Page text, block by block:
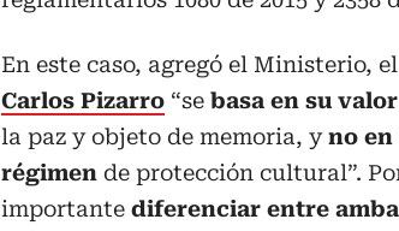
En este caso, agregó el Ministerio,
Carlos Pizarro “se basa en su
la paz y objeto de memoria, yno en
régimen de protección cultural”.
importante diferenciar entre